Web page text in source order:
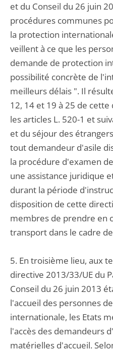
et du Conseil du 26 juin
procédures communes
la protection
veillent à ce que les
demande de protection
possibilité concrète de
meilleurs délais ". Il
12, 14 et 19 à 25 de
les articles L. 520-1 et
et du séjour des
tout demandeur d'asile
la procédure d'examen
une assistance juridique
durant la période
disposition de cette
membres de prendre en
transport dans le cadre
5. En troisième lieu, aux
directive 2013/33/UE du
Conseil du 26 juin 2013
l'accueil des personnes
internationale, les Etats
l'accès des demandeurs
matérielles d'accueil.